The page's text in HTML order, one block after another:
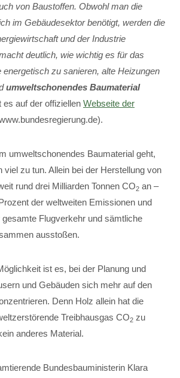
von Baustoffen. Obwohl man die
im Gebäudesektor benötigt, werden die
und der Industrie
deutlich, wie wichtig es für das
energetisch zu sanieren, alte Heizungen
umweltschonendes Baumaterial
es auf der offiziellen Webseite der
umweltschonendes Baumaterial geht,
viel zu tun. Allein bei der Herstellung von
rund drei Milliarden Tonnen CO2 an –
der weltweiten Emissionen und
Flugverkehr und sämtliche
ausstoßen.
ist es, bei der Planung und
und Gebäuden sich mehr auf den
Denn Holz allein hat die
Treibhausgas CO2 zu
anderes Material.
Bundesbauministerin Klara